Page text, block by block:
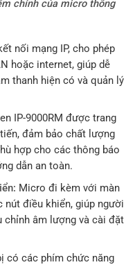
chính của micro thông
nối mạng IP, cho phép
hoặc internet, giúp dễ
thanh hiện có và quản lý
IP-9000RM được trang
đảm bảo chất lượng
hợp cho các thông báo
dẫn an toàn.
Micro đi kèm với màn
nút điều khiển, giúp người
chỉnh âm lượng và cài đặt
có các phím chức năng